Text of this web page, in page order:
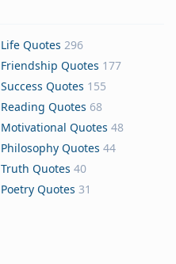
Life Quotes 296
Friendship Quotes 177
Success Quotes 155
Reading Quotes 68
Motivational Quotes 48
Philosophy Quotes 44
Truth Quotes 40
Poetry Quotes 31